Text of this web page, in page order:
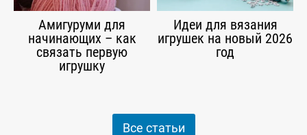
Амигуруми для
начинающих – как
связать первую
игрушку
Идеи для вязания
игрушек на новый 2026
год
Все статьи